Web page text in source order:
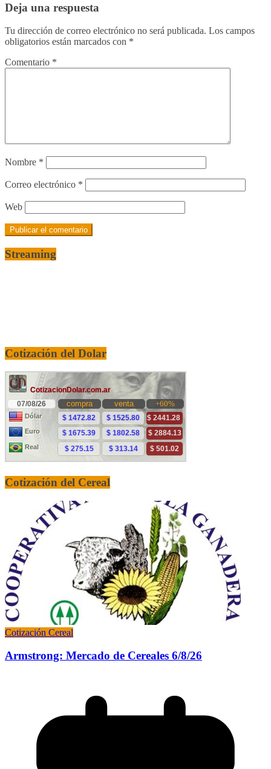
Deja una respuesta
Tu dirección de correo electrónico no será publicada. Los campos
obligatorios están marcados con *
Comentario *
Nombre *
Correo electrónico *
Web
Streaming
Cotización del Dolar
Cotización del Cereal
Cotización Cereal
Armstrong: Mercado de Cereales 6/8/26